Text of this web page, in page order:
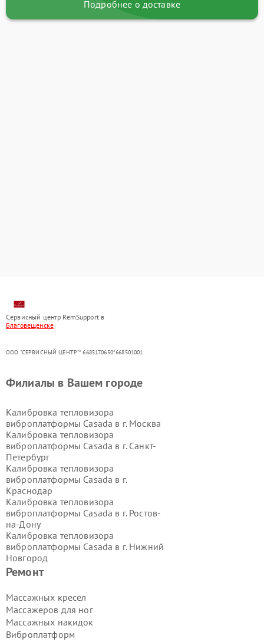
Подробнее о доставке
Сервисный центр RemSupport в
Благовещенске
ООО "СЕРВИСНЫЙ ЦЕНТР"* 6685170650*668501001
Ремонт
Массажных кресел
Массажеров для ног
Массажных накидок
Виброплатформ
Филиалы в Вашем городе
Калибровка тепловизора
виброплатформы Casada в г. Москва
Калибровка тепловизора
виброплатформы Casada в г. Санкт-
Петербург
Калибровка тепловизора
виброплатформы Casada в г.
Краснодар
Калибровка тепловизора
виброплатформы Casada в г. Ростов-
на-Дону
Калибровка тепловизора
виброплатформы Casada в г. Нижний
Новгород
Калибровка тепловизора
Новосибирск
Калибровка тепловизора
виброплатформы Casada в г.
Екатеринбург
Калибровка тепловизора